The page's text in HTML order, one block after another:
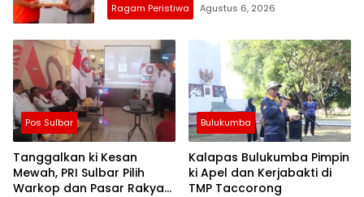
Ragam Peristiwa Agustus 6, 2026
Pos Sulbar
Tanggalkan ki Kesan
Mewah, PRI Sulbar Pilih
Warkop dan Pasar Rakyat
Bulukumba
Kalapas Bulukumba Pimpin
ki Apel dan Kerjabakti di
TMP Taccorong